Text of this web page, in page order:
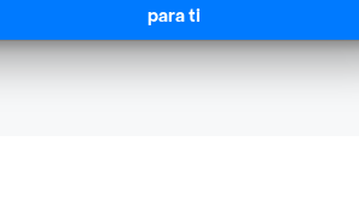
para ti